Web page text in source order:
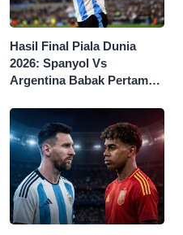
Hasil Final Piala Dunia
2026: Spanyol Vs
Argentina Babak Pertama